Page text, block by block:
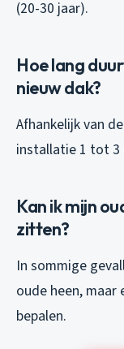
(20-30 jaar).
Hoe lang
nieuw dak?
Afhankelijk van
installatie 1 tot 3
Kan ik mijn
zitten?
In sommige
oude heen,
bepalen.